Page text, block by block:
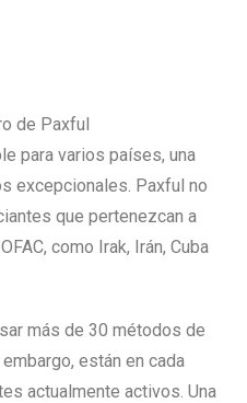
de Paxful
para varios países, una
excepcionales. Paxful no
que pertenezcan a
como Irak, Irán, Cuba
más de 30 métodos de
están en cada
actualmente activos. Una